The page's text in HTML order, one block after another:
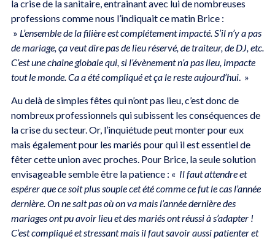
la crise de la sanitaire, entrainant avec lui de nombreuses
professions comme nous l’indiquait ce matin Brice :
» L’ensemble de la filière est complétement impacté. S’il n’y a pas
de mariage, ça veut dire pas de lieu réservé, de traiteur, de DJ, etc.
C’est une chaine globale qui, si l’évènement n’a pas lieu, impacte
tout le monde. Ca a été compliqué et ça le reste aujourd’hui. »
Au delà de simples fêtes qui n’ont pas lieu, c’est donc de
nombreux professionnels qui subissent les conséquences de
la crise du secteur. Or, l’inquiétude peut monter pour eux
mais également pour les mariés pour qui il est essentiel de
fêter cette union avec proches. Pour Brice, la seule solution
envisageable semble être la patience : « Il faut attendre et
espérer que ce soit plus souple cet été comme ce fut le cas l’année
dernière. On ne sait pas où on va mais l’année dernière des
mariages ont pu avoir lieu et des mariés ont réussi à s’adapter !
C’est compliqué et stressant mais il faut savoir aussi patienter et